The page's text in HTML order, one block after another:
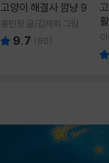
고양이 해결사 깜냥 9
홍민정 글/김재희 그림
9.7 (60)